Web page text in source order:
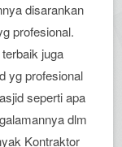
disarankan
profesional.
juga
yg profesional
seperti apa
dlm
Kontraktor